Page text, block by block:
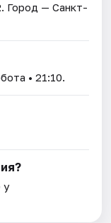
. Город — Санкт-
• 21:10.
у